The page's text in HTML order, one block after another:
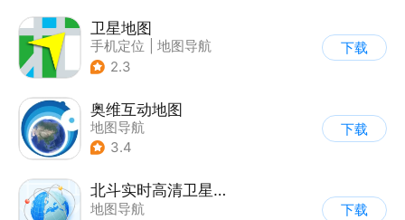
卫星地图
手机定位
地图导航
2.3
下载
奥维互动地图
地图导航
3.4
下载
北斗实时高清卫星地图
地图导航
下载